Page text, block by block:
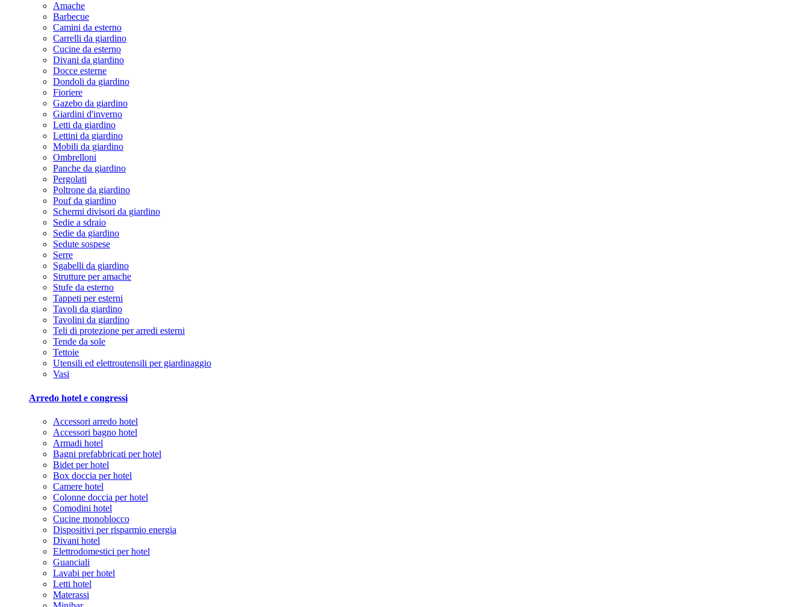
Amache
Barbecue
Camini da esterno
Carrelli da giardino
Cucine da esterno
Divani da giardino
Docce esterne
Dondoli da giardino
Fioriere
Gazebo da giardino
Giardini d'inverno
Letti da giardino
Lettini da giardino
Mobili da giardino
Ombrelloni
Panche da giardino
Pergolati
Poltrone da giardino
Pouf da giardino
Schermi divisori da giardino
Sedie a sdraio
Sedie da giardino
Sedute sospese
Serre
Sgabelli da giardino
Strutture per amache
Stufe da esterno
Tappeti per esterni
Tavoli da giardino
Tavolini da giardino
Teli di protezione per arredi esterni
Tende da sole
Tettoie
Utensili ed elettroutensili per giardinaggio
Vasi
Arredo hotel e congressi
Accessori arredo hotel
Accessori bagno hotel
Armadi hotel
Bagni prefabbricati per hotel
Bidet per hotel
Box doccia per hotel
Camere hotel
Colonne doccia per hotel
Comodini hotel
Cucine monoblocco
Dispositivi per risparmio energia
Divani hotel
Elettrodomestici per hotel
Guanciali
Lavabi per hotel
Letti hotel
Materassi